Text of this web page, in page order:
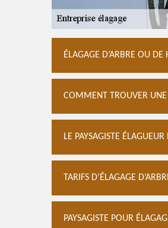
ÉLAGAGE D’ARBRE OU
COMMENT TROUVER UNE
LE PAYSAGISTE
TARIFS D’ÉLAGAGE
PAYSAGISTE POUR